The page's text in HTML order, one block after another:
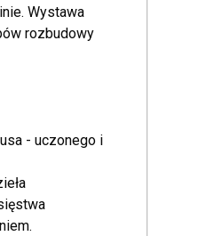
Wystawa
rozbudowy
- uczonego i